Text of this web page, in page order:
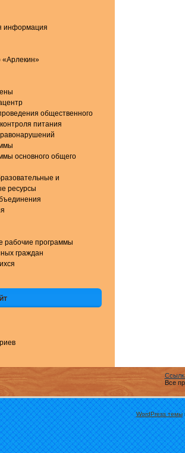
информация
«Арлекин»
общественного
питания
основного общего
и
ресурсы
рабочие программы
граждан
Все
WordPress темы